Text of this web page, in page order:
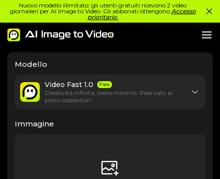
Nuovo modello illimitato: gli utenti gratuiti ricevono 2 video
giornalieri per AI Image to Video. Gli abbonati ottengono Accesso
prioritario.
Modello
Video Fast 1.0 Free
Creatività infinita, costo minimo. Riservato ai
primi sostenitori
Immagine